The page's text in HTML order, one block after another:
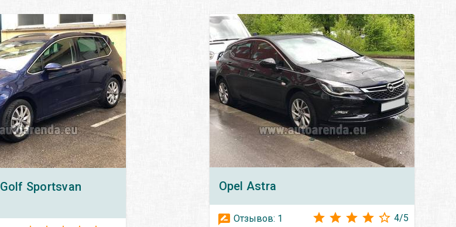
Golf Sportsvan Opel Astra
Отзывов: 1 4/5